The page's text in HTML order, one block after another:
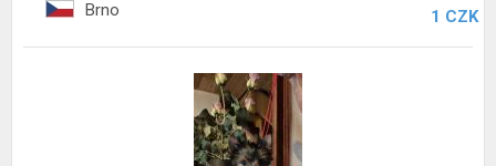
Brno 1 CZK